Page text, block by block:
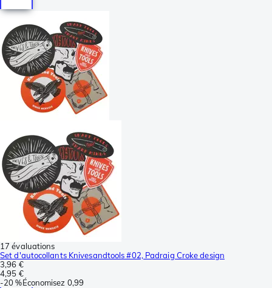
17 évaluations
Set d'autocollants Knivesandtools #02, Padraig Croke design
3,96 €
4,95 €
-20 %Économisez 0,99